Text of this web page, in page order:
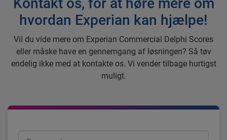
hvordan Experian kan hjælpe!
Vil du vide mere om Experian Commercial Delphi Scores
eller måske have en gennemgang af løsningen? Så tøv
endelig ikke med at kontakte os. Vi vender tilbage hurtigst
muligt.